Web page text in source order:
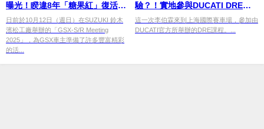
曝光！睽違8年「糖果紅」復活，
日本活動實車公開
日前於10月12日（週日）在SUZUKI 鈴木
濱松工廠舉辦的「GSX-S/R Meeting
2025」，為GSX車主準備了許多豐富精彩
的活...
驗？！實地參與DUCATI DRE駕
駛課程
這一次李伯霖來到上海國際賽車場，參加由
DUCATI官方所舉辦的DRE課程。...